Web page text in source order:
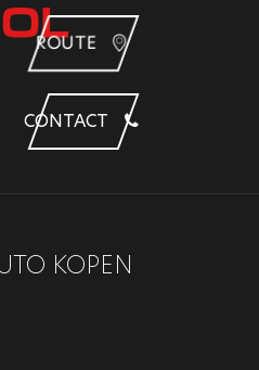
ROUTE
CONTACT
KOPEN